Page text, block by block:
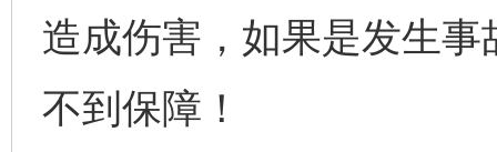
造成伤害，如果是发生
不到保障！